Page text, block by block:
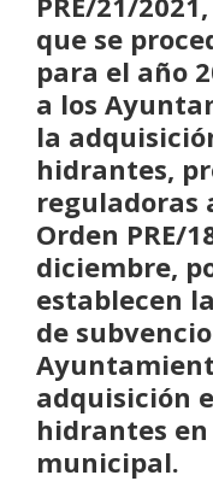
que se
para el año
a los
la
hidrantes,
reguladoras
Orden PRE/
diciembre,
establecen
de
adquisición
hidrantes
municipal.